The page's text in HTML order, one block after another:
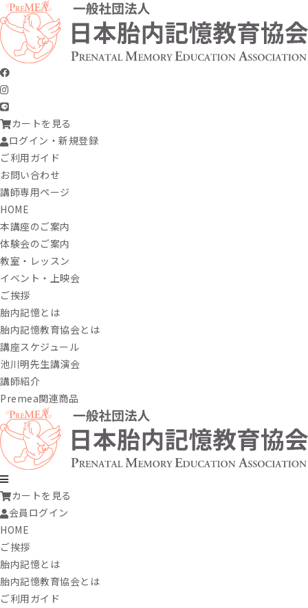
カートを見る
ログイン・新規登録
ご利用ガイド
お問い合わせ
講師専用ページ
HOME
本講座のご案内
体験会のご案内
教室・レッスン
イベント・上映会
ご挨拶
胎内記憶とは
胎内記憶教育協会とは
講座スケジュール
池川明先生講演会
講師紹介
Premea関連商品
カートを見る
会員ログイン
HOME
ご挨拶
胎内記憶とは
胎内記憶教育協会とは
ご利用ガイド